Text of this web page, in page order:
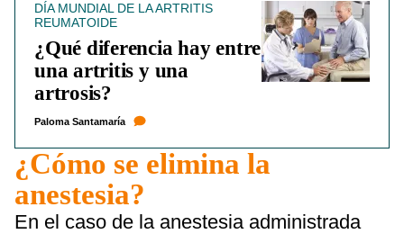
DÍA MUNDIAL DE LA ARTRITIS
REUMATOIDE
¿Qué diferencia hay entre
una artritis y una
artrosis?
Paloma Santamaría
¿Cómo se elimina la
anestesia?
En el caso de la anestesia administrada